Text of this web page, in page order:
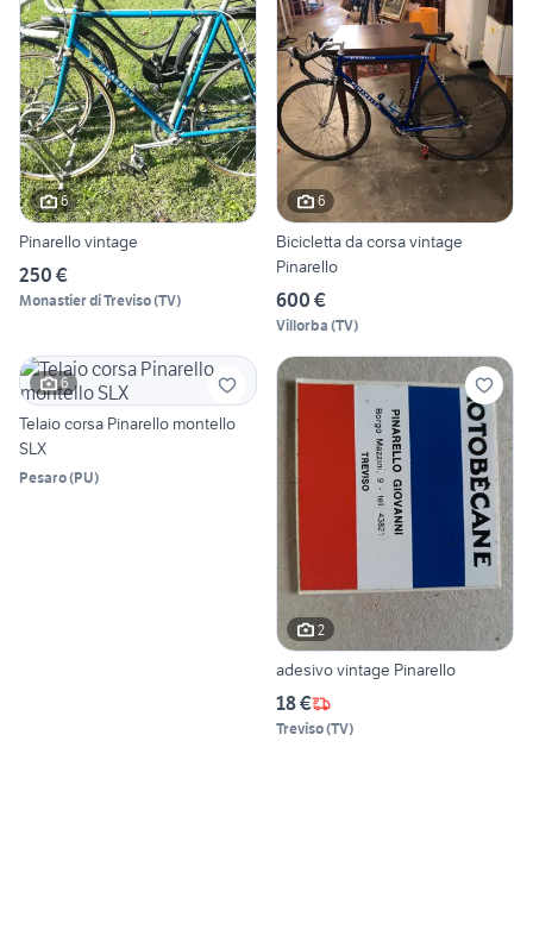
6
Pinarello vintage
250 €
Monastier di Treviso(TV)
6
Bicicletta da corsa vintage
Pinarello
600 €
Villorba (TV)
6
Telaio corsa Pinarello montello
SLX
Pesaro(PU)
2
adesivo vintage Pinarello
18 €
Treviso(TV)